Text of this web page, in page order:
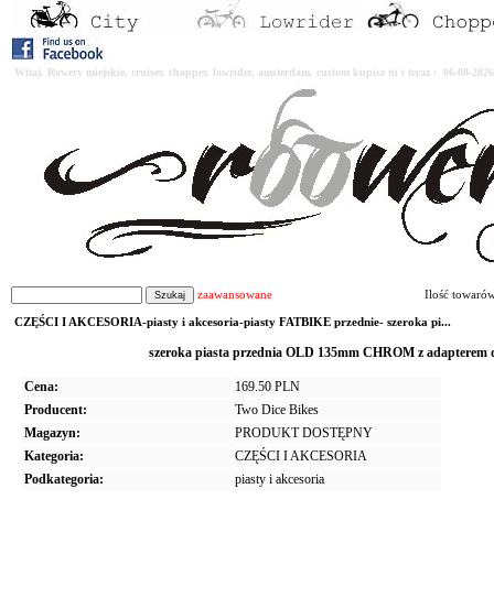
Witaj. Rowery miejskie, cruiser, chopper, lowrider, amsterdam, custom kupisz tu i teraz : 06-08-
zaawansowane Ilość
CZĘŚCI I AKCESORIA-piasty i akcesoria-piasty FATBIKE przednie- szeroka pi...
szeroka piasta przednia OLD 135mm CHROM z
Cena:
169.50 PLN
Producent:
Two Dice Bikes
Magazyn:
PRODUKT DOSTĘPNY
Kategoria:
CZĘŚCI I AKCESORIA
Podkategoria:
piasty i akcesoria